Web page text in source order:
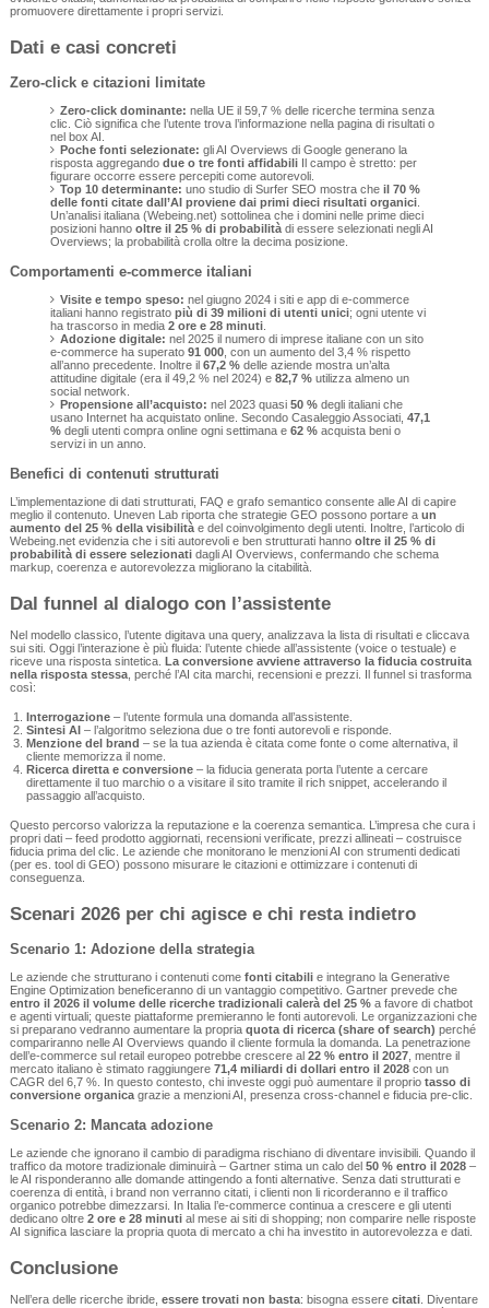
promuovere direttamente i propri servizi.
Dati e casi concreti
Zero‑click e citazioni limitate
Zero‑click dominante: nella UE il 59,7 % delle ricerche termina senza
clic. Ciò significa che l’utente trova l’informazione nella pagina di risultati o
nel box AI.
Poche fonti selezionate: gli AI Overviews di Google generano la
risposta aggregandodue o tre fonti affidabili Il campo è stretto: per
figurare occorre essere percepiti come autorevoli.
Top 10 determinante: uno studio di Surfer SEO mostra cheil 70 %
delle fonti citate dall’AI proviene dai primi dieci risultati organici
Un’analisi italiana (Webeing.net) sottolinea che i domini nelle prime dieci
posizioni hannooltre il 25 % di probabilità di essere selezionati negli AI
Overviews; la probabilità crolla oltre la decima posizione.
Comportamenti e‑commerce italiani
Visite e tempo speso: nel giugno 2024 i siti e app di e‑commerce
italiani hanno registratopiù di 39 milioni di utenti unici; ogni utente vi
ha trascorso in media2 ore e 28 minuti
Adozione digitale: nel 2025 il numero di imprese italiane con un sito
e‑commerce ha superato91 000 , con un aumento del 3,4 % rispetto
all’anno precedente. Inoltre il67,2 % delle aziende mostra un’alta
attitudine digitale (era il 49,2 % nel 2024) e82,7 % utilizza almeno un
social network.
Propensione all’acquisto: nel 2023 quasi50 % degli italiani che
usano Internet ha acquistato online. Secondo Casaleggio Associati,47,1
% degli utenti compra online ogni settimana e62 % acquista beni o
servizi in un anno.
Benefici di contenuti strutturati
L’implementazione di dati strutturati, FAQ e grafo semantico consente alle AI di capire
meglio il contenuto. Uneven Lab riporta che strategie GEO possono portare a un
aumento del 25 % della visibilitàe del coinvolgimento degli utenti. Inoltre, l’articolo di
Webeing.net evidenzia che i siti autorevoli e ben strutturati hanno oltre il 25 % di
probabilità di essere selezionatidagli AI Overviews, confermando che schema
markup, coerenza e autorevolezza migliorano la citabilità.
Dal funnel al dialogo con l’assistente
Nel modello classico, l’utente digitava una query, analizzava la lista di risultati e cliccava
sui siti. Oggi l’interazione è più fluida: l’utente chiede all’assistente (voice o testuale) e
riceve una risposta sintetica. La conversione avviene attraverso la fiducia costruita
nella risposta stessa, perché l’AI cita marchi, recensioni e prezzi. Il funnel si trasforma
così:
Interrogazione– l’utente formula una domanda all’assistente.
Sintesi AI– l’algoritmo seleziona due o tre fonti autorevoli e risponde.
Menzione del brand – se la tua azienda è citata come fonte o come alternativa, il
cliente memorizza il nome.
Ricerca diretta e conversione– la fiducia generata porta l’utente a cercare
direttamente il tuo marchio o a visitare il sito tramite il rich snippet, accelerando il
passaggio all’acquisto.
Questo percorso valorizza la reputazione e la coerenza semantica. L’impresa che cura i
propri dati – feed prodotto aggiornati, recensioni verificate, prezzi allineati – costruisce
fiducia prima del clic. Le aziende che monitorano le menzioni AI con strumenti dedicati
(per es. tool di GEO) possono misurare le citazioni e ottimizzare i contenuti di
conseguenza.
Scenari 2026 per chi agisce e chi resta indietro
Scenario 1: Adozione della strategia
Le aziende che strutturano i contenuti come fonti citabilie integrano la Generative
Engine Optimization beneficeranno di un vantaggio competitivo. Gartner prevede che
entro il 2026 il volume delle ricerche tradizionali calerà del 25 %a favore di chatbot
e agenti virtuali; queste piattaforme premieranno le fonti autorevoli. Le organizzazioni che
si preparano vedranno aumentare la propria quota di ricerca (share of search) perché
compariranno nelle AI Overviews quando il cliente formula la domanda. La penetrazione
dell’e‑commerce sul retail europeo potrebbe crescere al 22 % entro il 2027, mentre il
mercato italiano è stimato raggiungere 71,4 miliardi di dollari entro il 2028con un
CAGR del 6,7 %. In questo contesto, chi investe oggi può aumentare il proprio tasso di
conversione organicagrazie a menzioni AI, presenza cross‑channel e fiducia pre‑clic.
Scenario 2: Mancata adozione
Le aziende che ignorano il cambio di paradigma rischiano di diventare invisibili. Quando il
traffico da motore tradizionale diminuirà – Gartner stima un calo del 50 % entro il 2028–
le AI risponderanno alle domande attingendo a fonti alternative. Senza dati strutturati e
coerenza di entità, i brand non verranno citati, i clienti non li ricorderanno e il traffico
organico potrebbe dimezzarsi. In Italia l’e‑commerce continua a crescere e gli utenti
dedicano oltre 2 ore e 28 minutial mese ai siti di shopping; non comparire nelle risposte
AI significa lasciare la propria quota di mercato a chi ha investito in autorevolezza e dati.
Conclusione
Nell’era delle ricerche ibride, essere trovati non basta: bisogna essere citati. Diventare